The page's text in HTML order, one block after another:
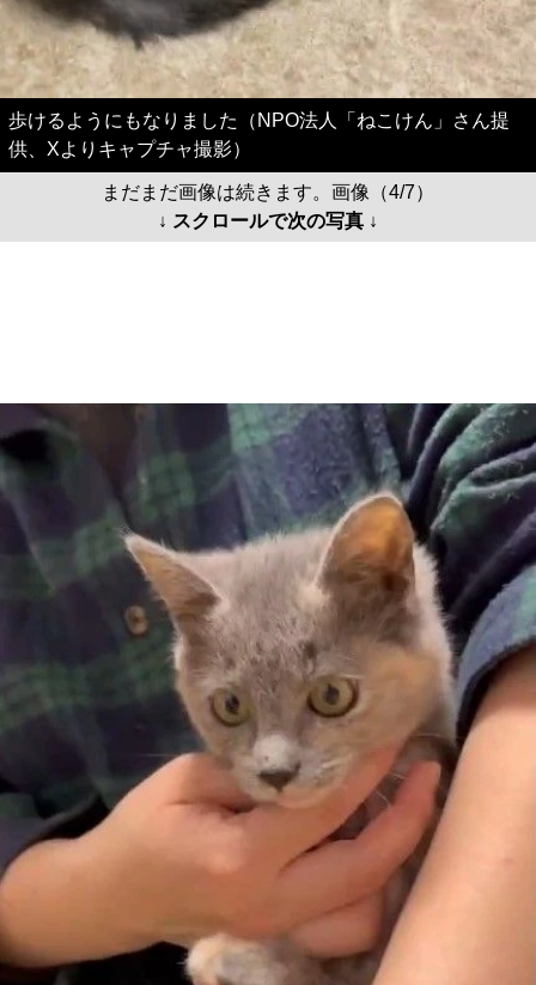
歩けるようにもなりました（NPO法人「ねこけん」さん提
供、Xよりキャプチャ撮影）
まだまだ画像は続きます。画像（4/7）
↓ スクロールで次の写真 ↓